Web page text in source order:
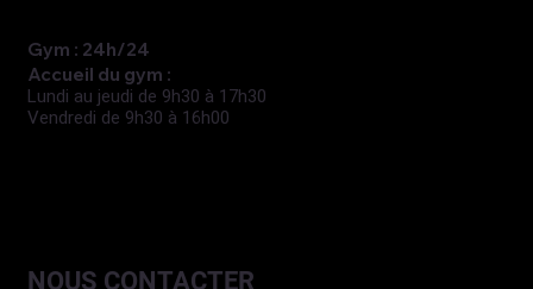
Gym : 24h/24
Accueil du gym :
Lundi au jeudi de 9h30 à 17h30
Vendredi de 9h30 à 16h00
NOUS CONTACTER